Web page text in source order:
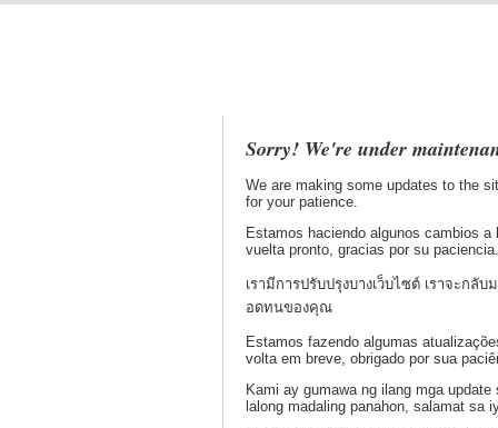
Sorry! We're under
We are making some updates to the
for your patience.
Estamos haciendo algunos cambios
vuelta pronto, gracias por su paciencia.
เรามีการปรับปรุงบางเว็บไซต์ เราจะก
อดทนของคุณ
Estamos fazendo algumas
volta em breve, obrigado por sua
Kami ay gumawa ng ilang mga
lalong madaling panahon, salamat sa